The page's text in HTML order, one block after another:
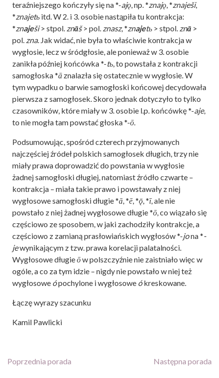
teraźniejszego kończyły się na *-ajǫ, np. *znajǫ, *znaješi,
*znajetь itd. W 2. i 3. osobie nastąpiła tu kontrakcja:
*znaješi> stpol. znāš> pol. znasz, *znajetь > stpol. znā >
pol. zna. Jak widać, nie była to właściwie kontrakcja w
wygłosie, lecz w śródgłosie, ale ponieważ w 3. osobie
zanikła później końcówka *-tь, to powstała z kontrakcji
samogłoska *ā znalazła się ostatecznie w wygłosie. W
tym wypadku o barwie samogłoski końcowej decydowała
pierwsza z samogłosek. Skoro jednak dotyczyło to tylko
czasowników, które miały w 3. osobie l.p. końcówkę *-aje,
to nie mogła tam powstać głoska *-ō.
Podsumowując, spośród czterech przyjmowanych
najczęściej źródeł polskich samogłosek długich, trzy nie
miały prawa doprowadzić do powstania w wygłosie
żadnej samogłoski długiej, natomiast źródło czwarte –
kontrakcja – miała takie prawo i powstawały z niej
wygłosowe samogłoski długie *ā, *ē, *ǭ, *ī, ale nie
powstało z niej żadnej wygłosowe długie *ō, co wiązało się
częściowo ze sposobem, w jaki zachodziły kontrakcje, a
częściowo z zamianą prasłowiańskich wygłosów *-jona *-
jewynikającym z tzw. prawa korelacji palatalności.
Wygłosowe długieōw polszczyźnie nie zaistniało więc w
ogóle, a co za tym idzie – nigdy nie powstało w niej też
wygłosowe ópochylone i wygłosowe ókreskowane.
Łączę wyrazy szacunku
Kamil Pawlicki
Poprzednia porada Następna porada